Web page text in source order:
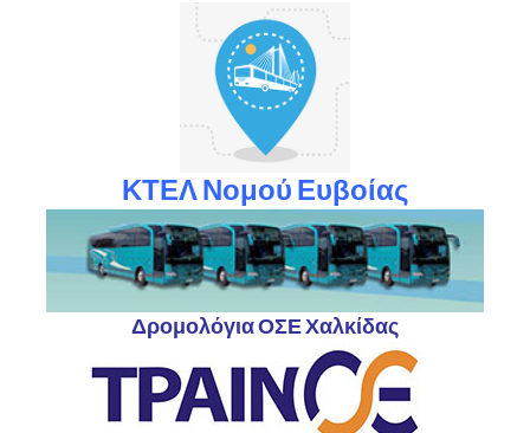
ΚΤΕΛ Νομού Ευβοίας
Δρομολόγια ΟΣΕ Χαλκίδας